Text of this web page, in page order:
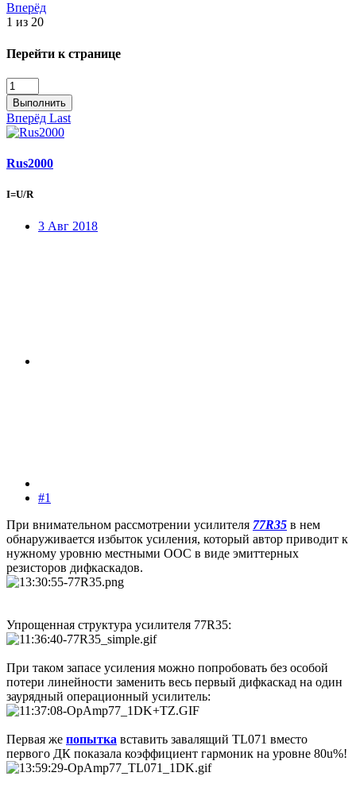
Вперёд
1 из 20
Перейти к странице
Выполнить
Вперёд Last
Rus2000
I=U/R
3 Авг 2018
#1
При внимательном рассмотрении усилителя 77R35 в нем
обнаруживается избыток усиления, который автор приводит к
нужному уровню местными ООС в виде эмиттерных
резисторов дифкаскадов.
Упрощенная структура усилителя 77R35:
При таком запасе усиления можно попробовать без особой
потери линейности заменить весь первый дифкаскад на один
заурядный операционный усилитель:
Первая же попытка вставить завалящий TL071 вместо
первого ДК показала коэффициент гармоник на уровне 80u%!